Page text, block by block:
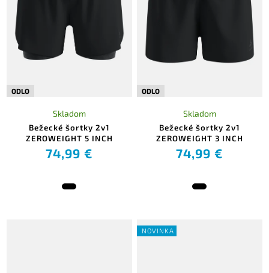
ODLO
Bežecké šortky 2v1
ZEROWEIGHT 5 INCH
Skladom
74,99 €
ODLO
Bežecké šortky 2v1
ZEROWEIGHT 3 INCH
Skladom
74,99 €
NOVINKA